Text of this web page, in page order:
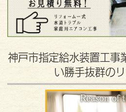
神戸市指定給水装置工事
い勝手抜群の